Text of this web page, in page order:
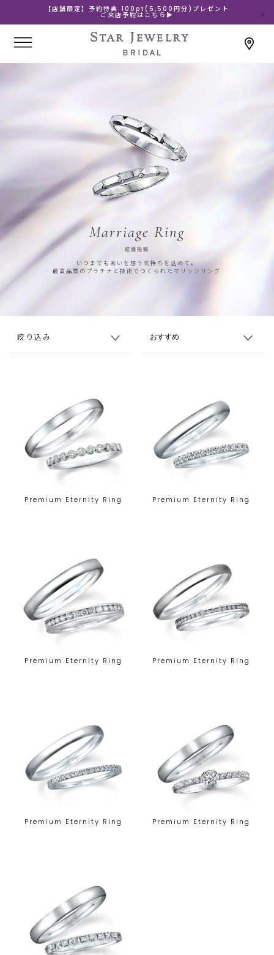
【店舗限定】予約特典 100pt(5,500円分)プレゼント
ご来店予約はこちら▶
Marriage Ring
結婚指輪
いつまでも互いを想う気持ちを込めて。
最高品質のプラチナと技術でつくられたマリッジリング
絞り込み
Premium Eternity Ring Premium Eternity Ring
Premium Eternity Ring Premium Eternity Ring
Premium Eternity Ring Premium Eternity Ring